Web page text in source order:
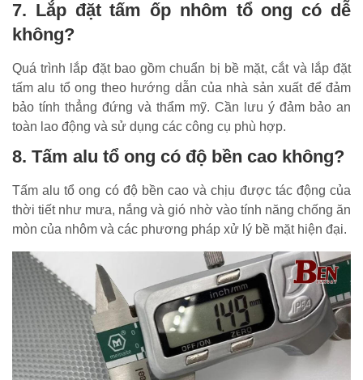
7. Lắp đặt tấm ốp nhôm tổ ong có dễ
không?
Quá trình lắp đặt bao gồm chuẩn bị bề mặt, cắt và lắp đặt
tấm alu tổ ong theo hướng dẫn của nhà sản xuất để đảm
bảo tính thẳng đứng và thẩm mỹ. Cần lưu ý đảm bảo an
toàn lao động và sử dụng các công cụ phù hợp.
8. Tấm alu tổ ong có độ bền cao không?
Tấm alu tổ ong có độ bền cao và chịu được tác động của
thời tiết như mưa, nắng và gió nhờ vào tính năng chống ăn
mòn của nhôm và các phương pháp xử lý bề mặt hiện đại.